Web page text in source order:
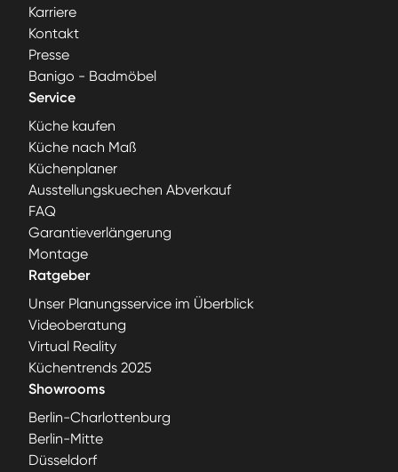
Karriere
Kontakt
Presse
Banigo - Badmöbel
Service
Küche kaufen
Küche nach Maß
Küchenplaner
Ausstellungskuechen Abverkauf
FAQ
Garantieverlängerung
Montage
Ratgeber
Unser Planungsservice im Überblick
Videoberatung
Virtual Reality
Küchentrends 2025
Showrooms
Berlin-Charlottenburg
Berlin-Mitte
Düsseldorf